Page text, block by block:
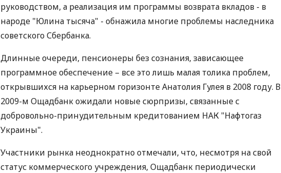
руководством, а реализация им программы возврата вкладов - в
народе "Юлина тысяча" - обнажила многие проблемы наследника
советского Сбербанка.
Длинные очереди, пенсионеры без сознания, зависающее
программное обеспечение – все это лишь малая толика проблем,
открывшихся на карьерном горизонте Анатолия Гулея в 2008 году. В
2009-м Ощадбанк ожидали новые сюрпризы, связанные с
добровольно-принудительным кредитованием НАК "Нафтогаз
Украины".
Участники рынка неоднократно отмечали, что, несмотря на свой
статус коммерческого учреждения, Ощадбанк периодически